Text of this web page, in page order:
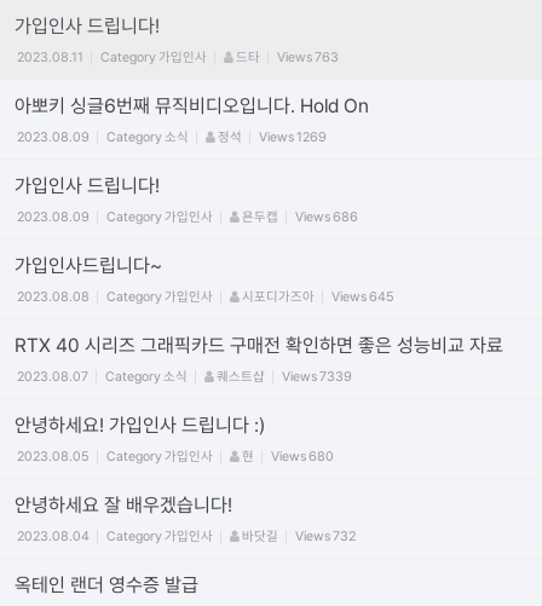
가입인사 드립니다!
2023.08.11 Category가입인사 드타 Views763
아뽀키 싱글6번째 뮤직비디오입니다. Hold On
2023.08.09 Category소식 정석 Views1269
가입인사 드립니다!
2023.08.09 Category가입인사 욘두캡 Views686
가입인사드립니다~
2023.08.08 Category가입인사 시포디가즈아 Views645
RTX 40 시리즈 그래픽카드 구매전 확인하면 좋은 성능비교 자료
2023.08.07 Category소식 퀘스트샵 Views7339
안녕하세요! 가입인사 드립니다 :)
2023.08.05 Category가입인사 현 Views680
안녕하세요 잘 배우겠습니다!
2023.08.04 Category가입인사 바닷길 Views732
옥테인 랜더 영수증 발급